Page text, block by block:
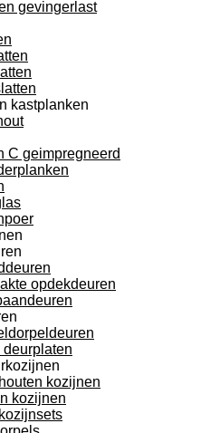
gevingerlast
kastplanken
C geimpregneerd
opdekdeuren
deurplaten
kozijnen
kozijnen